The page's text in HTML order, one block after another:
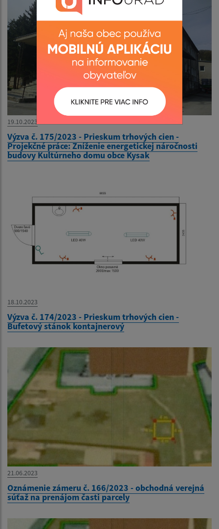
19.10.2023
Výzva č. 175/2023 - Prieskum trhových cien -
Projekčné práce: Zníženie energetickej náročnosti
budovy Kultúrneho domu obce Kysak
18.10.2023
Výzva č. 174/2023 - Prieskum trhových cien -
Bufetový stánok kontajnerový
21.06.2023
Oznámenie zámeru č. 166/2023 - obchodná verejná
súťaž na prenájom časti parcely